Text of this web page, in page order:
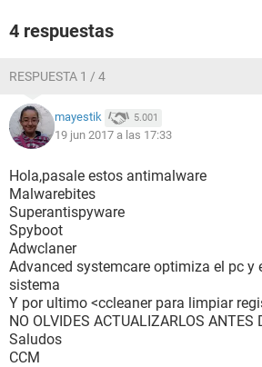
4 respuestas
RESPUESTA 1 / 4
mayestik 5.001
19 jun 2017 a las 17:33
Hola,pasale estos antimalware
Malwarebites
Superantispyware
Spyboot
Adwclaner
Advanced systemcare optimiza el pc y
sistema
Y por ultimo <ccleaner para limpiar
NO OLVIDES ACTUALIZARLOS ANTES
Saludos
CCM